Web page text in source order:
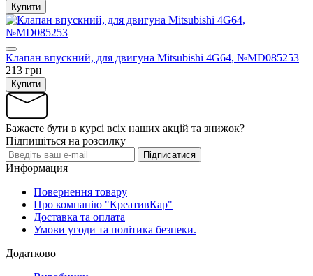
Купити
Клапан впускний, для двигуна Mitsubishi 4G64, №MD085253
213 грн
Купити
Бажаєте бути в курсі всіх наших акцій та знижок?
Підпишіться на розсилку
Підписатися
Информация
Повернення товару
Про компанію "КреативКар"
Доставка та оплата
Умови угоди та політика безпеки.
Додатково